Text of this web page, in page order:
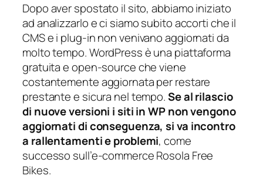
Dopo aver spostato il sito, abbiamo iniziato
ad analizzarlo e ci siamo subito accorti che il
CMS e i plug-in non venivano aggiornati da
molto tempo. WordPress è una piattaforma
gratuita e open-source che viene
costantemente aggiornata per restare
prestante e sicura nel tempo.Se al rilascio
di nuove versioni i siti in WP non vengono
aggiornati di conseguenza, si va incontro
a rallentamenti e problemi, come
successo sull’e-commerce Rosola Free
Bikes.